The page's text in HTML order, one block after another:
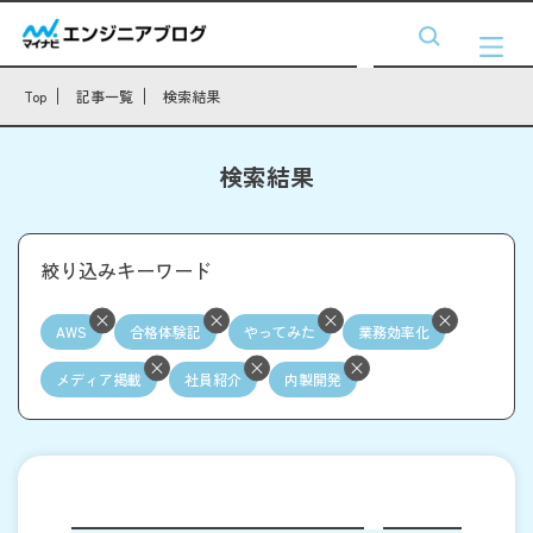
Top 記事一覧 検索結果
検索結果
絞り込みキーワード
AWS 合格体験記 やってみた 業務効率化
メディア掲載 社員紹介 内製開発